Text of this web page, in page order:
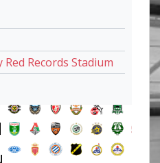
Records Stadium